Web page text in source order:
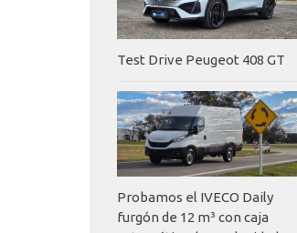
Test Drive Peugeot 408 GT
Probamos el IVECO Daily
furgón de 12 m³ con caja